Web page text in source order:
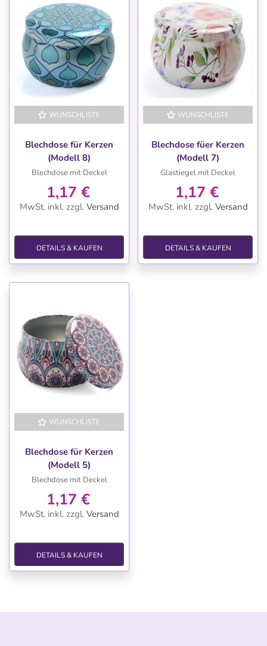
WUNSCHLISTE
Blechdose für Kerzen
(Modell 8)
Blechdose mit Deckel
1,17 €
MwSt. inkl. zzgl. Versand
DETAILS & KAUFEN
WUNSCHLISTE
Blechdose füer Kerzen
(Modell 7)
Glastiegel mit Deckel
1,17 €
MwSt. inkl. zzgl. Versand
DETAILS & KAUFEN
WUNSCHLISTE
Blechdose für Kerzen
(Modell 5)
Blechdose mit Deckel
1,17 €
MwSt. inkl. zzgl. Versand
DETAILS & KAUFEN